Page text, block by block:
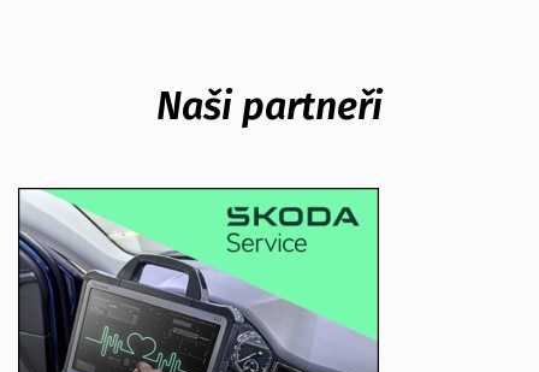
Naši partneři